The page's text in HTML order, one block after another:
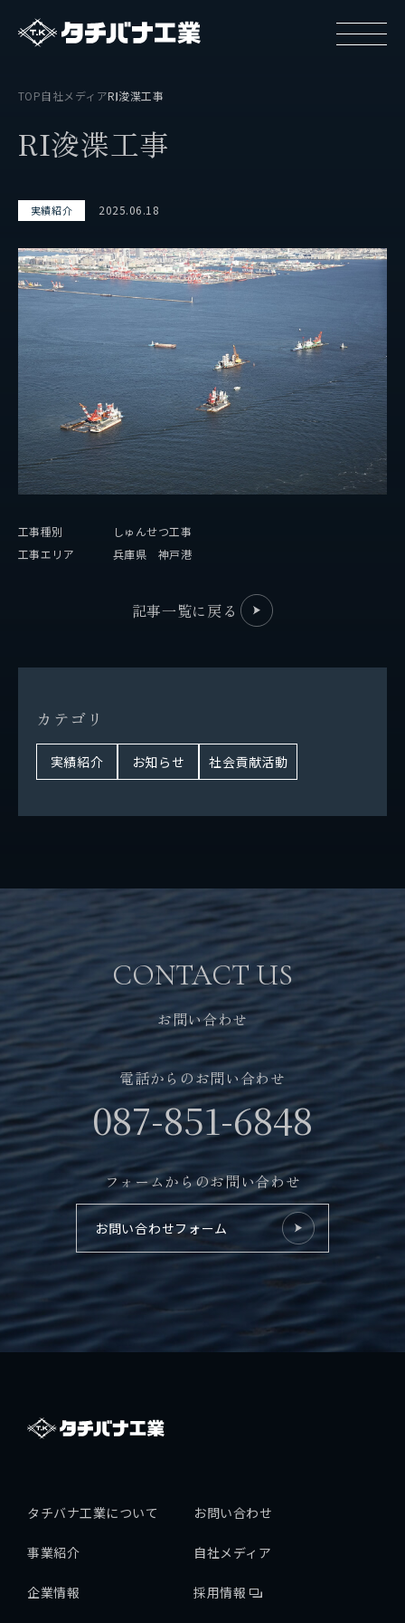
タチバナ工業について
基本方針と基本戦略
タチバナ工業の強み
タチバナ工業はやわかり
事業紹介
保有船舶
企業情報
実績紹介
サステナビリティ
社会貢献活動
お問い合わせ
自社メディア
採用情報
地元サポートチーム
お知らせ
拓海ペーパークラフト
個人情報保護方針
TOP自社メディアRI浚渫工事
RI浚渫工事
実績紹介 2025.06.18
工事種別
しゅんせつ工事
工事エリア
兵庫県 神戸港
記事一覧に戻る
カ テゴ リ
実績紹介 お知らせ 社会貢献活動
CONTACT US
お問い合わせ
電話からのお問い合わせ
087-851-6848
フォームからのお問い合わせ
お問い合わせフォーム
タチバナ工業について
事業紹介
企業情報
お問い合わせ
自社メディア
採用情報